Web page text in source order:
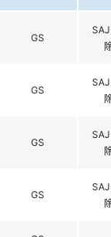
GS
GS
GS
GS